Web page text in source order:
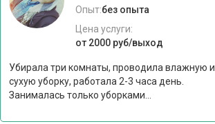
Опыт:без опыта
Цена услуги:
от 2000 руб/выход
Убирала три комнаты, проводила влажную и
сухую уборку, работала 2-3 часа день.
Занималась только уборками...